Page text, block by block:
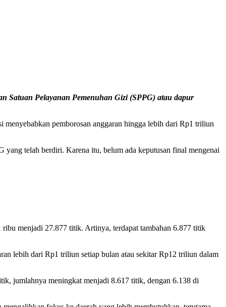
Satuan Pelayanan Pemenuhan Gizi (SPPG) atau dapur
pemborosan anggaran hingga lebih dari Rp1 triliun
yang telah berdiri. Karena itu, belum ada keputusan final mengenai
menjadi 27.877 titik. Artinya, terdapat tambahan 6.877 titik
lebih dari Rp1 triliun setiap bulan atau sekitar Rp12 triliun dalam
jumlahnya meningkat menjadi 8.617 titik, dengan 6.138 di